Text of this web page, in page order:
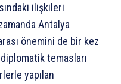
ilişkileri
Antalya
önemini de bir kez
temasları
yapılan